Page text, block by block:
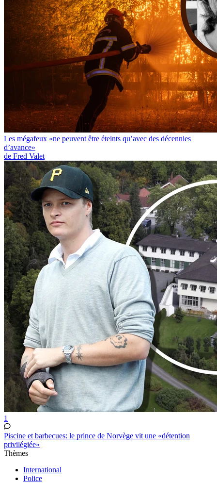
Les mégafeux «ne peuvent être éteints qu’avec des décennies
d’avance»
de Fred Valet
1
Piscine et barbecues: le prince de Norvège vit une «détention
privilégiée»
Thèmes
International
Police